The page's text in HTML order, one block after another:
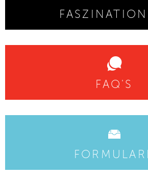
FASZINATION
FAQ'S